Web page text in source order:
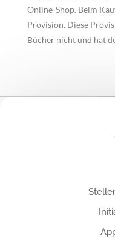
Online-Shop. Beim
Provision. Diese
Bücher nicht und hat